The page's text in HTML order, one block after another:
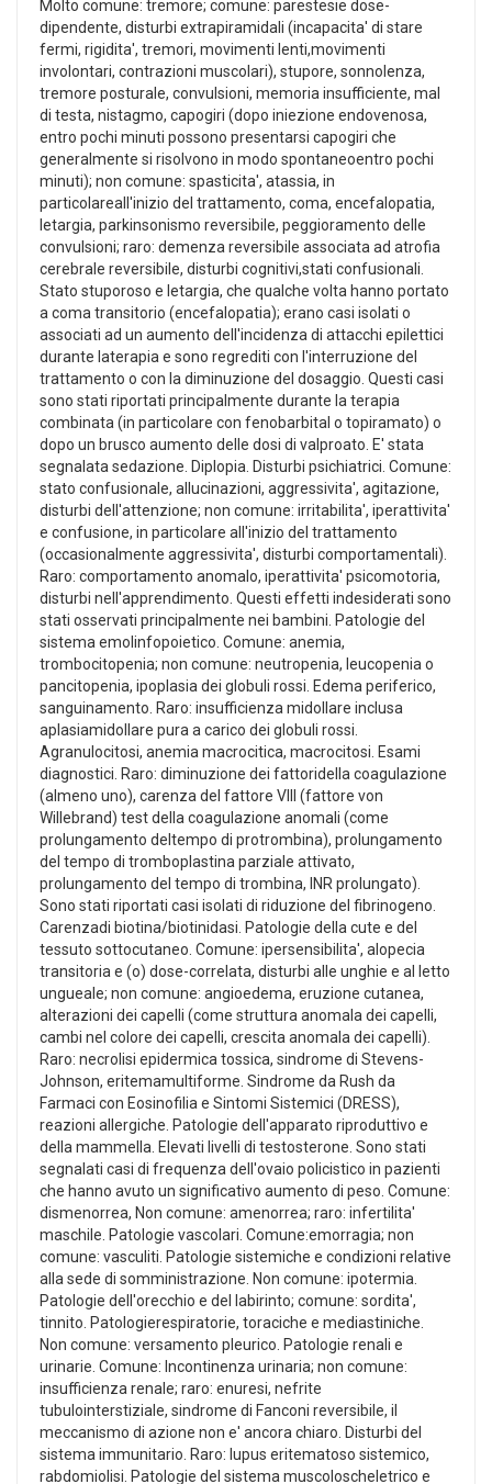
Molto comune: tremore; comune: parestesie dose-
dipendente, disturbi extrapiramidali (incapacita' di stare
fermi, rigidita', tremori, movimenti lenti,movimenti
involontari, contrazioni muscolari), stupore, sonnolenza,
tremore posturale, convulsioni, memoria insufficiente, mal
di testa, nistagmo, capogiri (dopo iniezione endovenosa,
entro pochi minuti possono presentarsi capogiri che
generalmente si risolvono in modo spontaneoentro pochi
minuti); non comune: spasticita', atassia, in
particolareall'inizio del trattamento, coma, encefalopatia,
letargia, parkinsonismo reversibile, peggioramento delle
convulsioni; raro: demenza reversibile associata ad atrofia
cerebrale reversibile, disturbi cognitivi,stati confusionali.
Stato stuporoso e letargia, che qualche volta hanno portato
a coma transitorio (encefalopatia); erano casi isolati o
associati ad un aumento dell'incidenza di attacchi epilettici
durante laterapia e sono regrediti con l'interruzione del
trattamento o con la diminuzione del dosaggio. Questi casi
sono stati riportati principalmente durante la terapia
combinata (in particolare con fenobarbital o topiramato) o
dopo un brusco aumento delle dosi di valproato. E' stata
segnalata sedazione. Diplopia. Disturbi psichiatrici. Comune:
stato confusionale, allucinazioni, aggressivita', agitazione,
disturbi dell'attenzione; non comune: irritabilita', iperattivita'
e confusione, in particolare all'inizio del trattamento
(occasionalmente aggressivita', disturbi comportamentali).
Raro: comportamento anomalo, iperattivita' psicomotoria,
disturbi nell'apprendimento. Questi effetti indesiderati sono
stati osservati principalmente nei bambini. Patologie del
sistema emolinfopoietico. Comune: anemia,
trombocitopenia; non comune: neutropenia, leucopenia o
pancitopenia, ipoplasia dei globuli rossi. Edema periferico,
sanguinamento. Raro: insufficienza midollare inclusa
aplasiamidollare pura a carico dei globuli rossi.
Agranulocitosi, anemia macrocitica, macrocitosi. Esami
diagnostici. Raro: diminuzione dei fattoridella coagulazione
(almeno uno), carenza del fattore VIII (fattore von
Willebrand) test della coagulazione anomali (come
prolungamento deltempo di protrombina), prolungamento
del tempo di tromboplastina parziale attivato,
prolungamento del tempo di trombina, INR prolungato).
Sono stati riportati casi isolati di riduzione del fibrinogeno.
Carenzadi biotina/biotinidasi. Patologie della cute e del
tessuto sottocutaneo. Comune: ipersensibilita', alopecia
transitoria e (o) dose-correlata, disturbi alle unghie e al letto
ungueale; non comune: angioedema, eruzione cutanea,
alterazioni dei capelli (come struttura anomala dei capelli,
cambi nel colore dei capelli, crescita anomala dei capelli).
Raro: necrolisi epidermica tossica, sindrome di Stevens-
Johnson, eritemamultiforme. Sindrome da Rush da
Farmaci con Eosinofilia e Sintomi Sistemici (DRESS),
reazioni allergiche. Patologie dell'apparato riproduttivo e
della mammella. Elevati livelli di testosterone. Sono stati
segnalati casi di frequenza dell'ovaio policistico in pazienti
che hanno avuto un significativo aumento di peso. Comune:
dismenorrea, Non comune: amenorrea; raro: infertilita'
maschile. Patologie vascolari. Comune:emorragia; non
comune: vasculiti. Patologie sistemiche e condizioni relative
alla sede di somministrazione. Non comune: ipotermia.
Patologie dell'orecchio e del labirinto; comune: sordita',
tinnito. Patologierespiratorie, toraciche e mediastiniche.
Non comune: versamento pleurico. Patologie renali e
urinarie. Comune: Incontinenza urinaria; non comune:
insufficienza renale; raro: enuresi, nefrite
tubulointerstiziale, sindrome di Fanconi reversibile, il
meccanismo di azione non e' ancora chiaro. Disturbi del
sistema immunitario. Raro: lupus eritematoso sistemico,
rabdomiolisi. Patologie del sistema muscoloscheletrico e